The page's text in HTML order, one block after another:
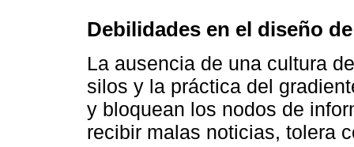
Debilidades en el diseño
La ausencia de una cultura
silos y la práctica del
y bloquean los nodos de
recibir malas noticias, tolera